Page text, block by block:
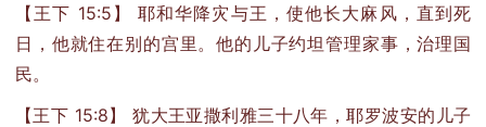
【王下 15:5】 耶和华降灾与王，使他长大麻风，直到死
日，他就住在别的宫里。他的儿子约坦管理家事，治理国
民。
【王下 15:8】 犹大王亚撒利雅三十八年，耶罗波安的儿子